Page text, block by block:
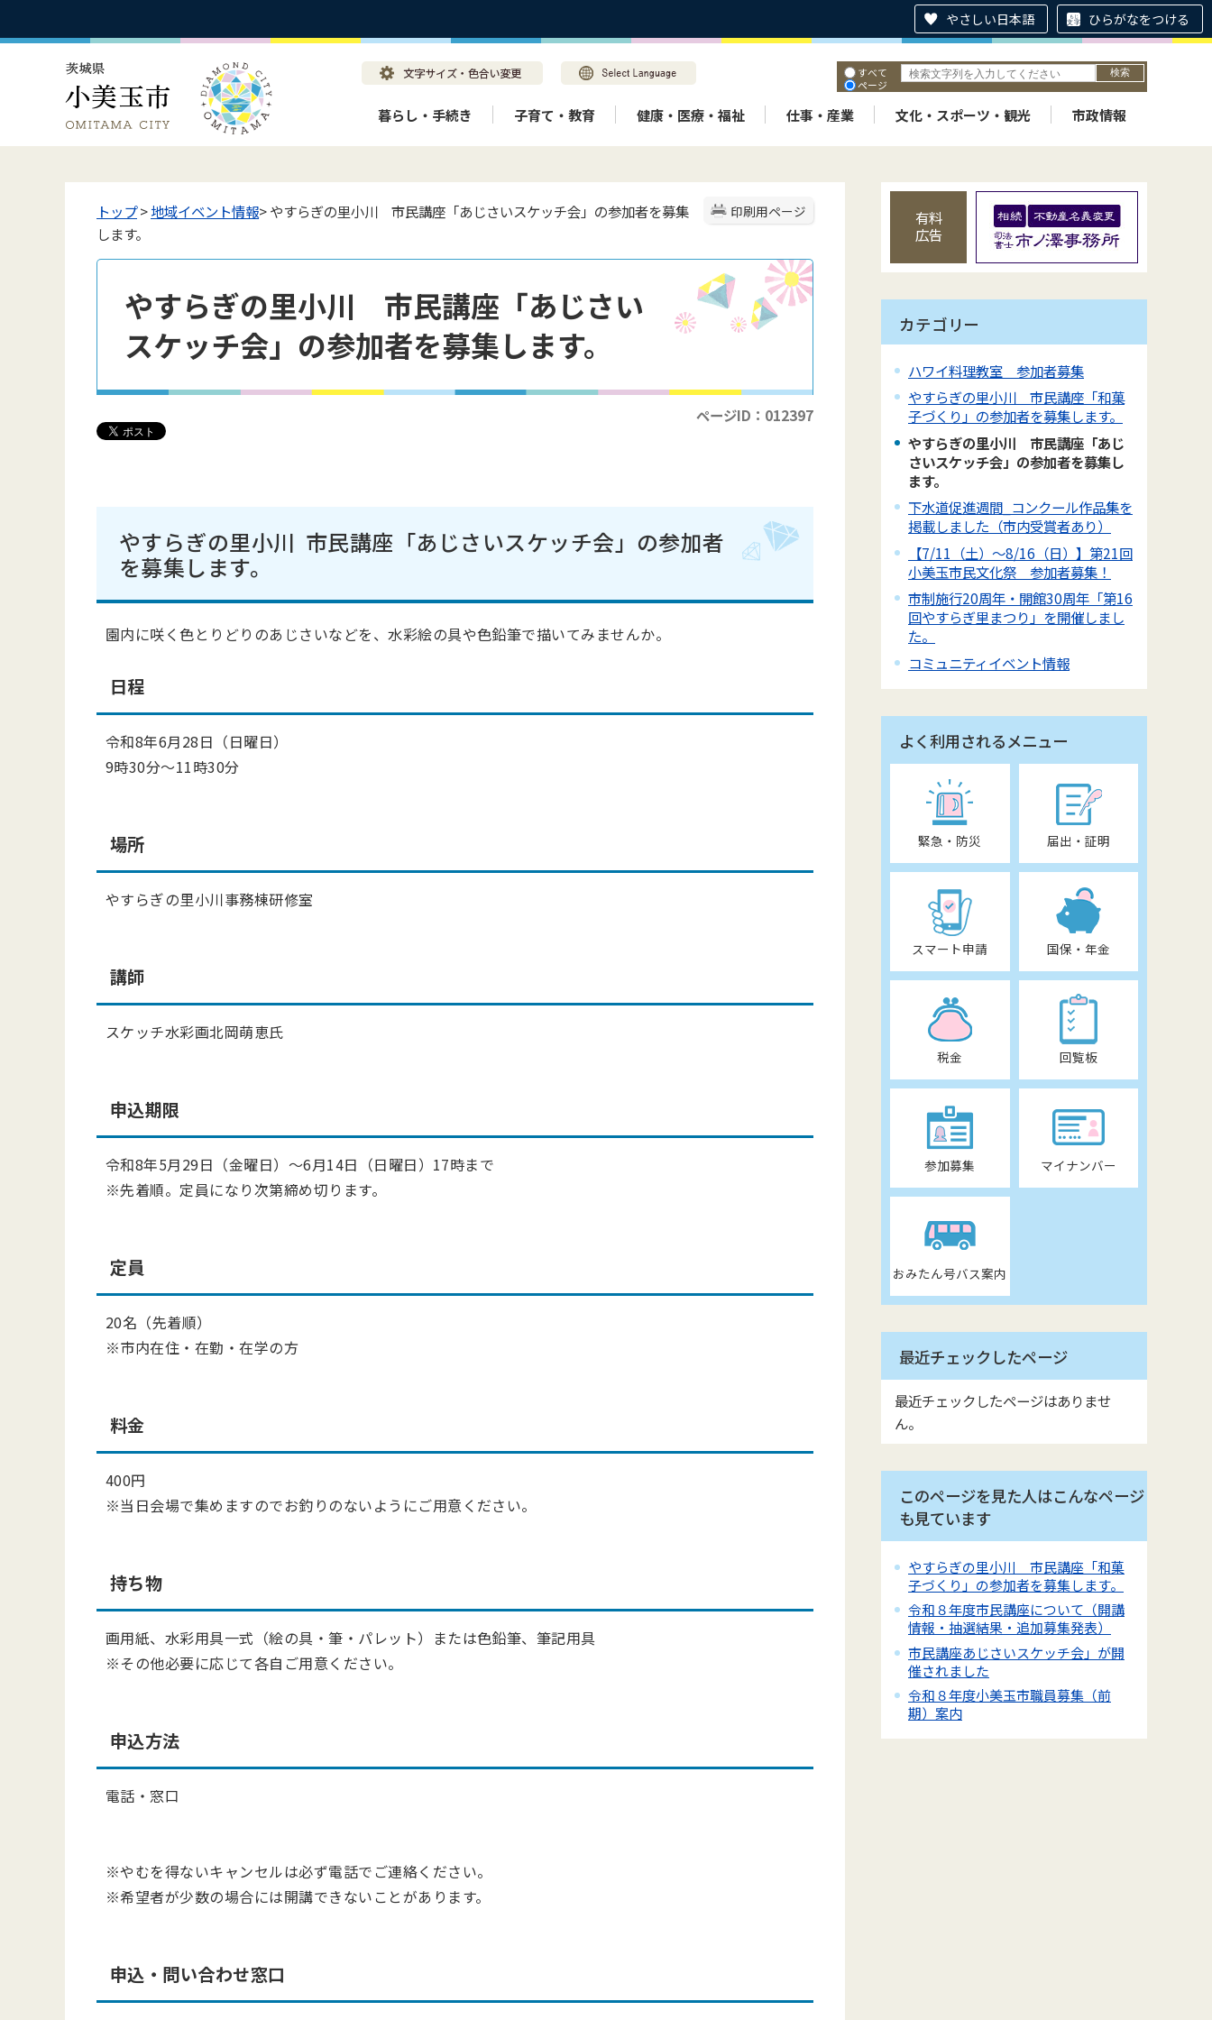
やさしい日本語 ひらがなをつける
すべて
ページ
暮らし・手続き 子育て・教育 健康・医療・福祉 仕事・産業 文化・スポーツ・観光 市政情報
印刷用ページ
トップ>地域イベント情報> やすらぎの里小川 市民講座「あじさいスケッチ会」の参加者を募集
します。
やすらぎの里小川 市民講座「あじさい
スケッチ会」の参加者を募集します。
ページID：012397
やすらぎの里小川 市民講座「あじさいスケッチ会」の参加者
を募集します。
園内に咲く色とりどりのあじさいなどを、水彩絵の具や色鉛筆で描いてみませんか。
日程
令和8年6月28日（日曜日）
9時30分～11時30分
場所
やすらぎの里小川事務棟研修室
講師
スケッチ水彩画北岡萌恵氏
申込期限
令和8年5月29日（金曜日）～6月14日（日曜日）17時まで
※先着順。定員になり次第締め切ります。
定員
20名（先着順）
※市内在住・在勤・在学の方
料金
400円
※当日会場で集めますのでお釣りのないようにご用意ください。
持ち物
画用紙、水彩用具一式（絵の具・筆・パレット）または色鉛筆、筆記用具
※その他必要に応じて各自ご用意ください。
申込方法
電話・窓口
※やむを得ないキャンセルは必ず電話でご連絡ください。
※希望者が少数の場合には開講できないことがあります。
申込・問い合わせ窓口
有料
広告
カテゴリー
ハワイ料理教室 参加者募集
やすらぎの里小川 市民講座「和菓
子づくり」の参加者を募集します。
やすらぎの里小川 市民講座「あじ
さいスケッチ会」の参加者を募集し
ます。
下水道促進週間_コンクール作品集を
掲載しました（市内受賞者あり）
【7/11（土）～8/16（日）】第21回
小美玉市民文化祭 参加者募集！
市制施行20周年・開館30周年「第16
回やすらぎ里まつり」を開催しまし
た。
コミュニティイベント情報
よく利用されるメニュー
緊急・防災 届出・証明
スマート申請 国保・年金
税金 回覧板
参加募集 マイナンバー
おみたん号バス案内
最近チェックしたページ
最近チェックしたページはありませ
ん。
このページを見た人はこんなページ
も見ています
やすらぎの里小川 市民講座「和菓
子づくり」の参加者を募集します。
令和８年度市民講座について（開講
情報・抽選結果・追加募集発表）
市民講座あじさいスケッチ会」が開
催されました
令和８年度小美玉市職員募集（前
期）案内